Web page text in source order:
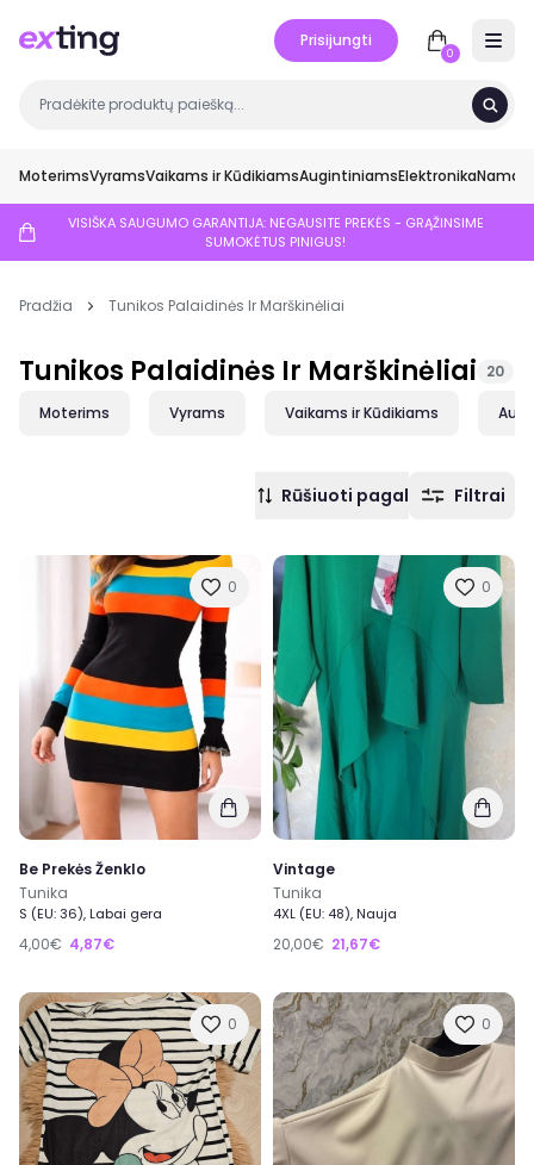
Prisijungti
0
MoterimsVyramsVaikams ir KūdikiamsAugintiniamsElektronikaNamai
VISIŠKA SAUGUMO GARANTIJA: NEGAUSITE PREKĖS - GRĄŽINSIME
SUMOKĖTUS PINIGUS!
Pradžia Tunikos Palaidinės Ir Marškinėliai
Tunikos Palaidinės Ir Marškinėliai 20
Moterims Vyrams Vaikams ir Kūdikiams
Rūšiuoti pagal Filtrai
0
Be Prekės Ženklo
Tunika
S (EU: 36), Labai gera
4,00€ 4,87€
0
Vintage
Tunika
4XL (EU: 48), Nauja
20,00€ 21,67€
0 0